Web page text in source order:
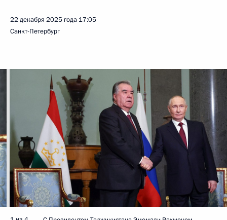
22 декабря 2025 года 17:05
Санкт-Петербург